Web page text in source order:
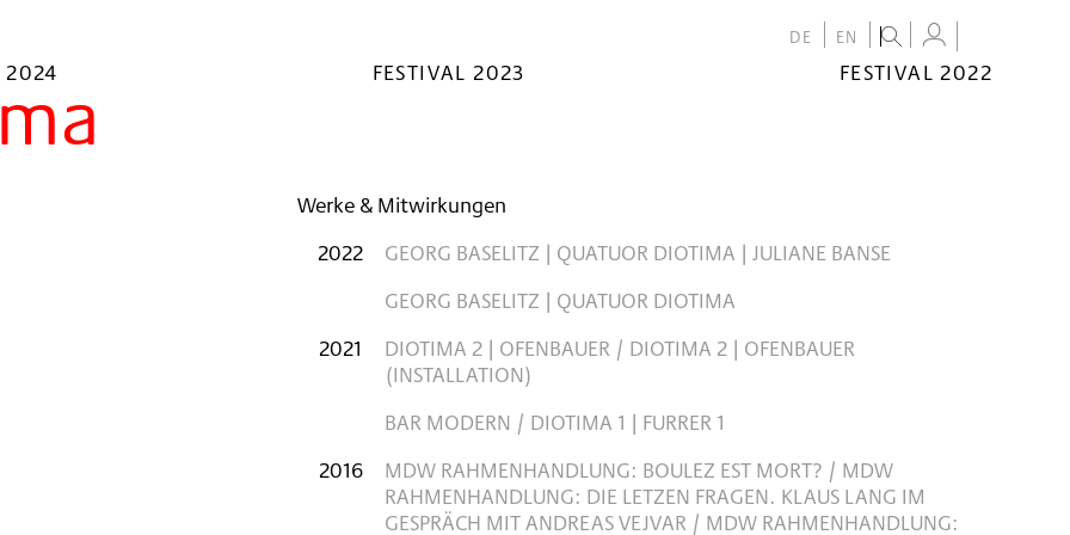
DE EN
2024 FESTIVAL 2023
FESTIVAL 2022
Werke & Mitwirkungen
2022
GEORG BASELITZ | QUATUOR DIOTIMA | JULIANE BANSE
GEORG BASELITZ | QUATUOR DIOTIMA
2021
DIOTIMA 2 | OFENBAUER / DIOTIMA 2 | OFENBAUER
(INSTALLATION)
BAR MODERN / DIOTIMA 1 | FURRER 1
2016
MDW RAHMENHANDLUNG: BOULEZ EST MORT? / MDW
RAHMENHANDLUNG: DIE LETZEN FRAGEN. KLAUS LANG IM
GESPRÄCH MIT ANDREAS VEJVAR / MDW RAHMENHANDLUNG: